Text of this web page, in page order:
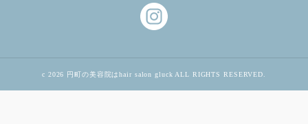
c 2026 円町の美容院はhair salon gluck ALL RIGHTS RESERVED.